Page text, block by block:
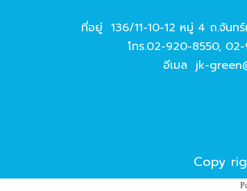
ที่อยู่ 136/11-10-12 หมู่ 4 ถ.จันท
โทร.02-920-8550,
อีเมล jk-
Copy